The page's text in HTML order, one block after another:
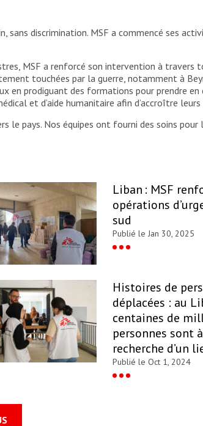
discrimination. MSF a commencé ses
MSF a renforcé son intervention à travers
touchées par la guerre, notamment à
en prodiguant des formations pour prendre
et d’aide humanitaire afin d’accroître leurs
pays. Nos équipes ont fourni des soins pour
Liban : MSF
opérations
sud
Publié le Jan 30, 2025
Histoires de
déplacées : au
centaines de
personnes sont
recherche d’un
Publié le Oct 1, 2024